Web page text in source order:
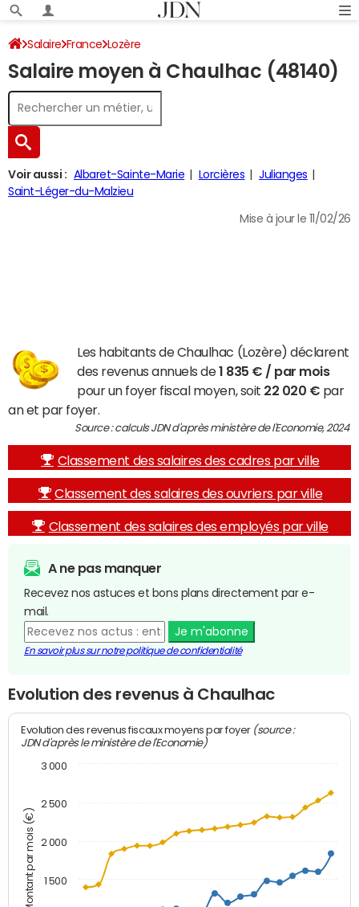
Salaire France Lozère
Salaire moyen à Chaulhac (48140)
Voir aussi : Albaret-Sainte-Marie Lorcières
Julianges
Saint-Léger-du-Malzieu
Mise à jour le 11/02/26
Les habitants de Chaulhac (Lozère) déclarent
des revenus annuels de1 835 € / par mois
pour un foyer fiscal moyen, soit 22 020 € par
an et par foyer.
Source : calculs JDN d'après ministère de l'Economie, 2024
Classement des salaires des cadres par ville
Classement des salaires des ouvriers par ville
Classement des salaires des employés par ville
A ne pas manquer
Recevez nos astuces et bons plans directement par e-
mail.
Je m'abonne
En savoir plus sur notre politique de confidentialité
Evolution des revenus à Chaulhac
Montant par mois (€)
Evolution des revenus fiscaux moyens par foyer (source :
JDN d'après le ministère de l'Economie)
1 500
2 000
2 500
3 000